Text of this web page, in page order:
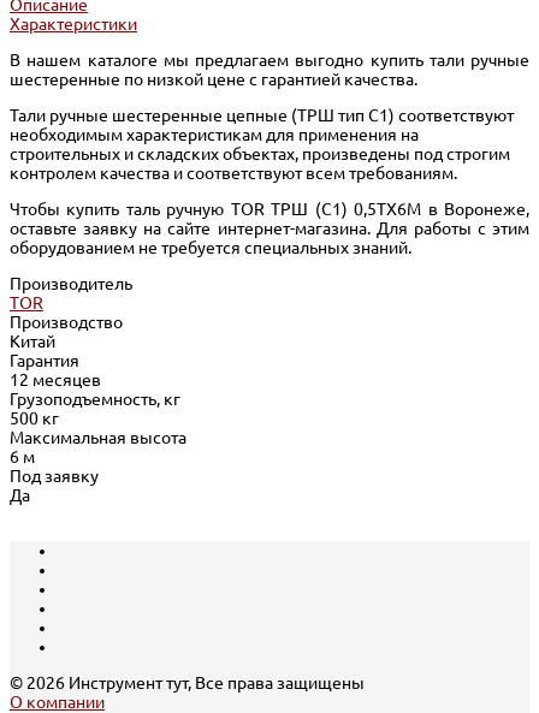
Описание
Характеристики
В нашем каталоге мы предлагаем выгодно купить тали ручные
шестеренные по низкой цене с гарантией качества.
Тали ручные шестеренные цепные (ТРШ тип С1) соответствуют
необходимым характеристикам для применения на
строительных и складских объектах, произведены под строгим
контролем качества и соответствуют всем требованиям.
Чтобы купить таль ручную TOR ТРШ (C1) 0,5ТХ6М в Воронеже,
оставьте заявку на сайте интернет-магазина. Для работы с этим
оборудованием не требуется специальных знаний.
Производитель
TOR
Производство
Китай
Гарантия
12 месяцев
Грузоподъемность, кг
500 кг
Максимальная высота
6 м
Под заявку
Да
© 2026 Инструмент тут, Все права защищены
О компании